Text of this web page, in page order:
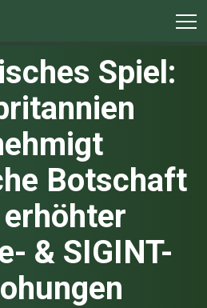
Spiel:
Botschaft
& SIGINT-